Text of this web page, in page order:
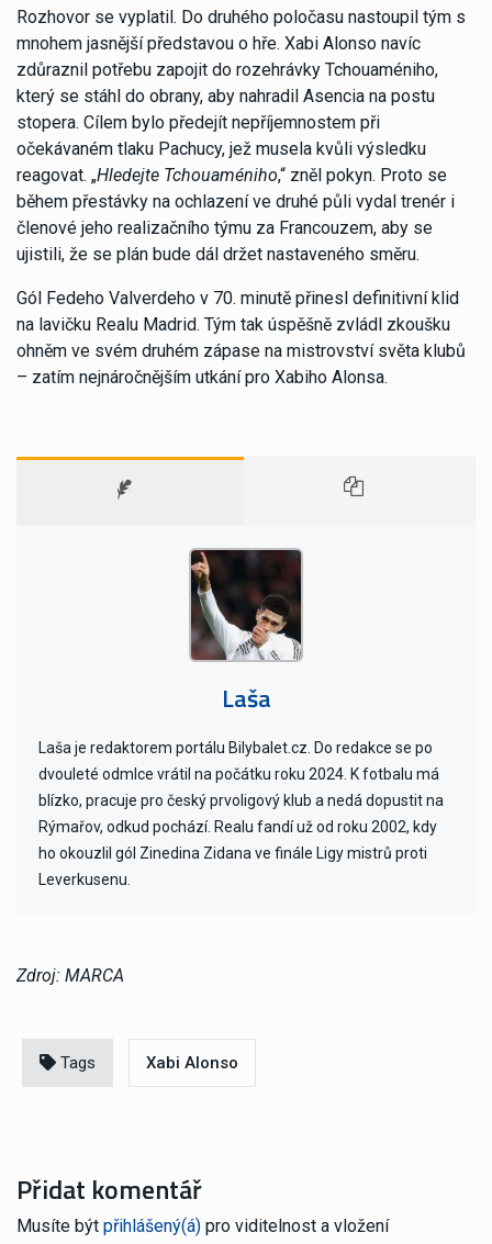
Rozhovor se vyplatil. Do druhého poločasu nastoupil tým s
mnohem jasnější představou o hře. Xabi Alonso navíc
zdůraznil potřebu zapojit do rozehrávky Tchouaméniho,
který se stáhl do obrany, aby nahradil Asencia na postu
stopera. Cílem bylo předejít nepříjemnostem při
očekávaném tlaku Pachucy, jež musela kvůli výsledku
reagovat. „Hledejte Tchouaméniho,“ zněl pokyn. Proto se
během přestávky na ochlazení ve druhé půli vydal trenér i
členové jeho realizačního týmu za Francouzem, aby se
ujistili, že se plán bude dál držet nastaveného směru.
Gól Fedeho Valverdeho v 70. minutě přinesl definitivní klid
na lavičku Realu Madrid. Tým tak úspěšně zvládl zkoušku
ohněm ve svém druhém zápase na mistrovství světa klubů
– zatím nejnáročnějším utkání pro Xabiho Alonsa.
Laša
Laša je redaktorem portálu Bilybalet.cz. Do redakce se po
dvouleté odmlce vrátil na počátku roku 2024. K fotbalu má
blízko, pracuje pro český prvoligový klub a nedá dopustit na
Rýmařov, odkud pochází. Realu fandí už od roku 2002, kdy
ho okouzlil gól Zinedina Zidana ve finále Ligy mistrů proti
Leverkusenu.
Zdroj: MARCA
Tags Xabi Alonso
Přidat komentář
Musíte být přihlášený(á) pro viditelnost a vložení